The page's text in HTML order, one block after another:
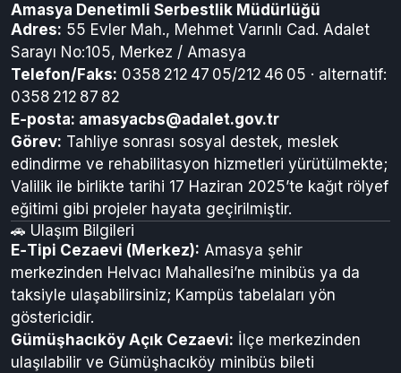
**Hekim ve sağlık uygulamaları konusunda
pandemiden bu yana gelişmekte olan bir kurumdur;
ücretsiz sağlık hizmetleri haftada belirli günlerde
erişilebilir hale getirilmiştir.
Amasya Denetimli Serbestlik Müdürlüğü
Adres:55 Evler Mah., Mehmet Varınlı Cad. Adalet
Sarayı No:105, Merkez / Amasya
Telefon/Faks:0358 212 47 05/212 46 05 · alternatif:
0358 212 87 82
E‑posta:amasyacbs@adalet.gov.tr
Görev:Tahliye sonrası sosyal destek, meslek
edindirme ve rehabilitasyon hizmetleri yürütülmekte;
Valilik ile birlikte tarihi 17 Haziran 2025’te kağıt rölyef
eğitimi gibi projeler hayata geçirilmiştir.
🚗 Ulaşım Bilgileri
E‑Tipi Cezaevi (Merkez):Amasya şehir
merkezinden Helvacı Mahallesi’ne minibüs ya da